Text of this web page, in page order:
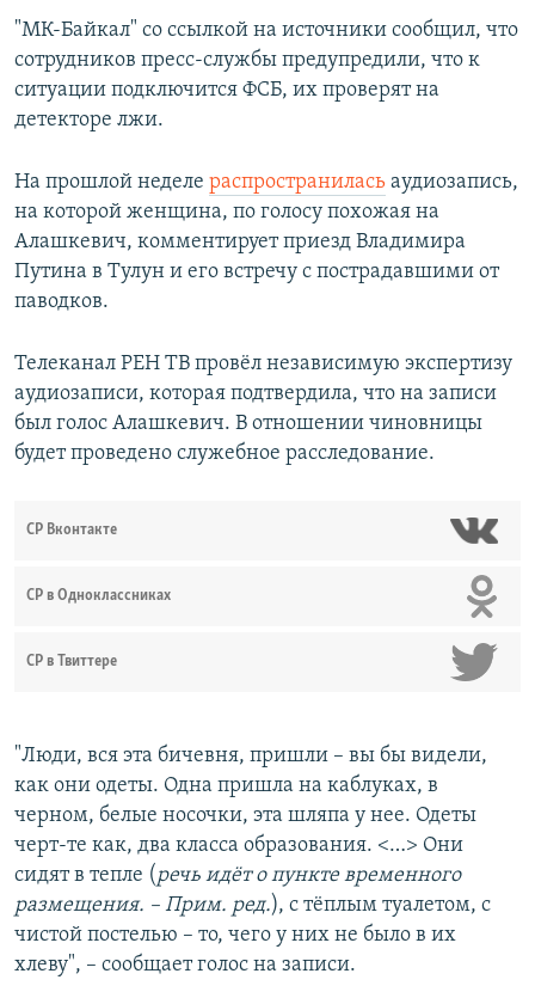
"МК-Байкал" со ссылкой на источники сообщил, что
сотрудников пресс-службы предупредили, что к
ситуации подключится ФСБ, их проверят на
детекторе лжи.
На прошлой неделе распространилась аудиозапись,
на которой женщина, по голосу похожая на
Алашкевич, комментирует приезд Владимира
Путина в Тулун и его встречу с пострадавшими от
паводков.
Телеканал РЕН ТВ провёл независимую экспертизу
аудиозаписи, которая подтвердила, что на записи
был голос Алашкевич. В отношении чиновницы
будет проведено служебное расследование.
СР Вконтакте
СР в Одноклассниках
СР в Твиттере
"Люди, вся эта бичевня, пришли – вы бы видели,
как они одеты. Одна пришла на каблуках, в
черном, белые носочки, эта шляпа у нее. Одеты
черт-те как, два класса образования. <…> Они
сидят в тепле (речь идёт о пункте временного
размещения. – Прим. ред.), с тёплым туалетом, с
чистой постелью – то, чего у них не было в их
хлеву", – сообщает голос на записи.